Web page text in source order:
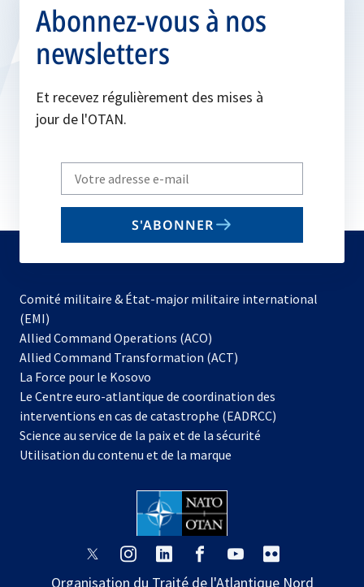
Abonnez-vous à nos
newsletters
Et recevez régulièrement des mises à
jour de l'OTAN.
Write
your
email
S'ABONNER
Comité militaire & État-major militaire international
(EMI)
Allied Command Operations (ACO)
dans
nouvel
onglet
Allied Command Transformation (ACT)
La Force pour le Kosovo
dans
un
nouvel
onglet
Le Centre euro-atlantique de coordination des
interventions en cas de catastrophe (EADRCC)
Science au service de la paix et de la sécurité
Utilisation du contenu et de la marque
s’ouvres’ouvres’ouvres’ouvres’ouvre
Organisation du Traité de l'Atlantique Nord